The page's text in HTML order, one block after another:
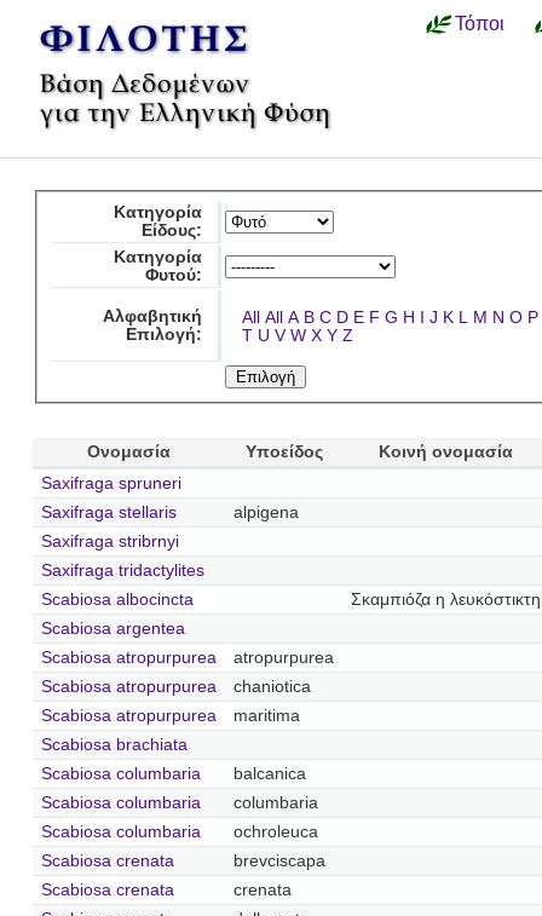
Τόποι
Κατηγορία
Είδους:
Κατηγορία
Φυτού:
Αλφαβητική
Επιλογή:
All All A B C D E F G H I J K L M N O P
T U V W X Y Z
Ονομασία Υποείδος
Κοινή ονομασία
Saxifraga spruneri
Saxifraga stellaris
alpigena
Saxifraga stribrnyi
Saxifraga tridactylites
Scabiosa albocincta
Σκαμπιόζα η λευκόστικτη
Scabiosa argentea
Scabiosa atropurpurea
atropurpurea
Scabiosa atropurpurea
chaniotica
Scabiosa atropurpurea
maritima
Scabiosa brachiata
Scabiosa columbaria
balcanica
Scabiosa columbaria
columbaria
Scabiosa columbaria
ochroleuca
Scabiosa crenata
brevciscapa
Scabiosa crenata
crenata